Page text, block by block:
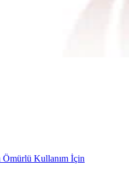
Ömürlü Kullanım İçin